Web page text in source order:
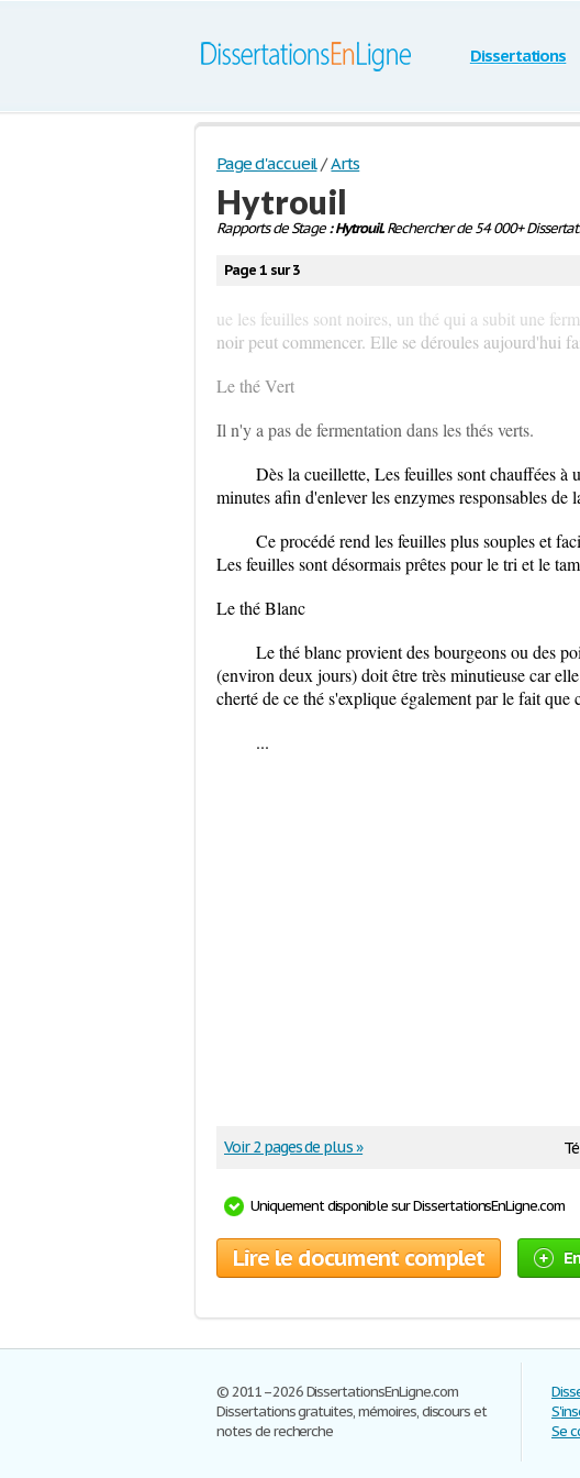
Dissertations
Page d'accueil / Arts
Hytrouil
Rapports de Stage: Hytrouil.Rechercher de 54 000+
Page 1 sur 3
ue les feuilles sont noires, un thé qui a subit une
noir peut commencer. Elle se déroules aujourd'hui
Le thé Vert
Il n'y a pas de fermentation dans les thés verts.
Dès la cueillette, Les feuilles sont chauffées à
minutes afin d'enlever les enzymes responsables de
Ce procédé rend les feuilles plus souples et
Les feuilles sont désormais prêtes pour le tri et le
Le thé Blanc
Le thé blanc provient des bourgeons ou des
(environ deux jours) doit être très minutieuse car
cherté de ce thé s'explique également par le fait
...
Voir 2 pages de plus »
Uniquement disponible sur DissertationsEnLigne.com
Lire le document complet
© 2011–2026 DissertationsEnLigne.com
Dissertations gratuites, mémoires, discours et
notes de recherche
Se